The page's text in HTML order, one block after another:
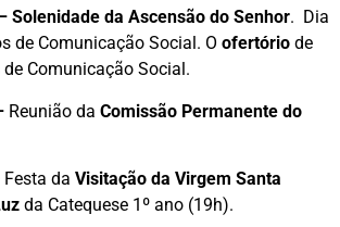
Solenidade da Ascensão do Senhor. Dia
de Comunicação Social. O ofertório de
Comunicação Social.
Reunião da Comissão Permanente do
Festa da Visitação da Virgem Santa
da Catequese 1º ano (19h).